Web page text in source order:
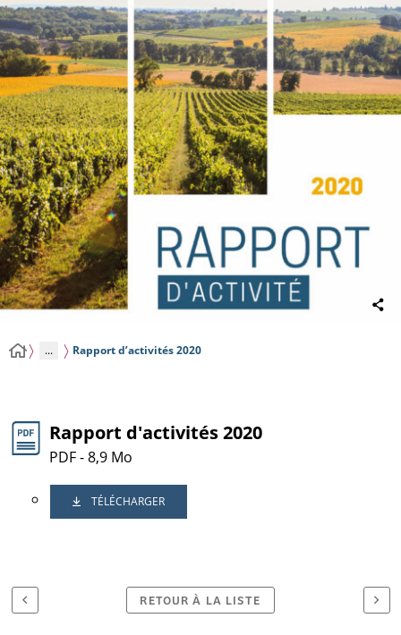
... Rapport d’activités 2020
Rapport d'activités 2020
PDF - 8,9 Mo
TÉLÉCHARGER
RETOUR À LA LISTE